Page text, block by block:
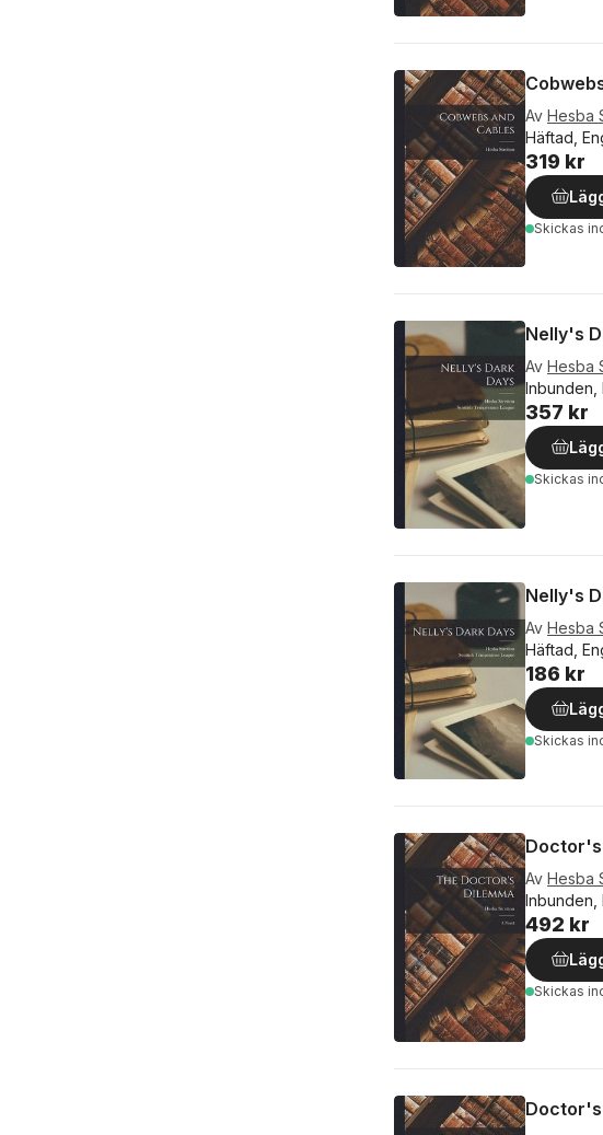
Av Hesba
Häftad,
319 kr
Skickas
Nelly's
Av Hesba
Inbunden,
357 kr
Skickas
Nelly's
Av Hesba
Häftad,
186 kr
Skickas
Doctor's
Av Hesba
Inbunden,
492 kr
Skickas
Doctor's